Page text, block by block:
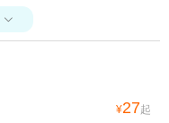

¥27起